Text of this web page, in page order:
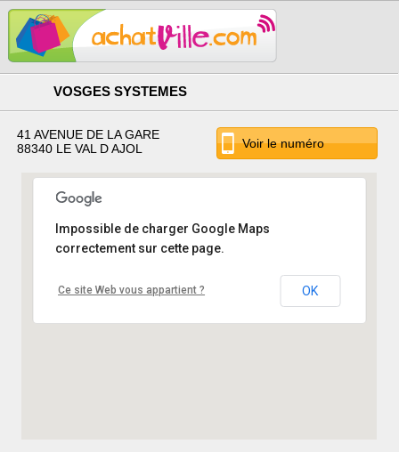
VOSGES SYSTEMES
41 AVENUE DE LA GARE
88340 LE VAL D AJOL
Voir le numéro
Impossible de charger Google Maps
correctement sur cette page.
Ce site Web vous appartient ? OK